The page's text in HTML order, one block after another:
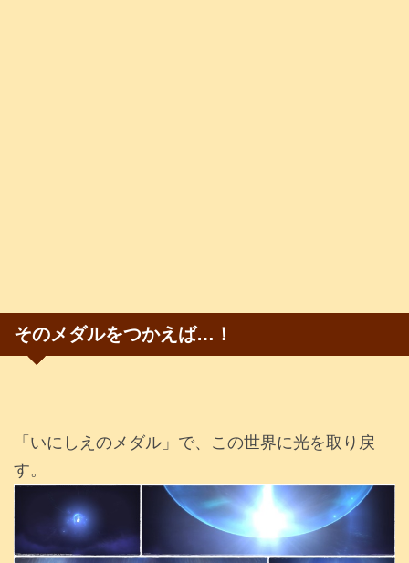
そのメダルをつかえば…！
「いにしえのメダル」で、この世界に光を取り戻
す。